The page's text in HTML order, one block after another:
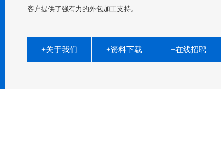
客户提供了强有力的外包加工支持。 ...
+关于我们 +资料下载 +在线招聘